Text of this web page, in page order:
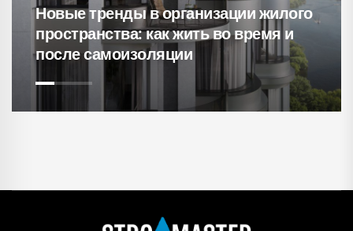
в организации жилого
как жить во время и
15